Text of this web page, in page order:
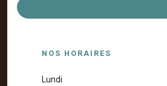
NOS HORAIRES
Lundi